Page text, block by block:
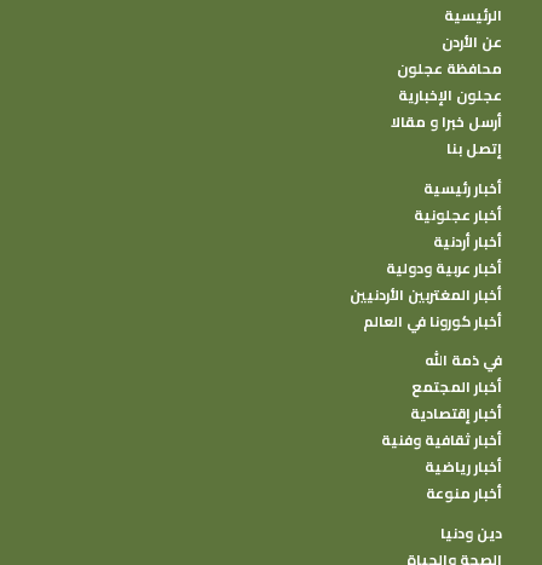
الرئيسية
عن الأردن
محافظة عجلون
عجلون الإخبارية
أرسل خبرا و مقالا
إتصل بنا
أخبار رئيسية
أخبار عجلونية
أخبار أردنية
أخبار عربية ودولية
أخبار المغتربين الأردنيين
أخبار كورونا في العالم
في ذمة الله
أخبار المجتمع
أخبار إقتصادية
أخبار ثقافية وفنية
أخبار رياضية
أخبار منوعة
دين ودنيا
الصحة والحياة